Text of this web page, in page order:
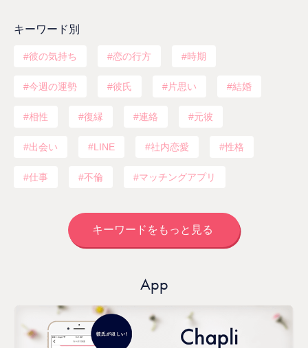
キーワード別
彼の気持ち 恋の行方 時期
今週の運勢 彼氏 片思い 結婚
相性 復縁 連絡 元彼
出会い LINE 社内恋愛 性格
仕事 不倫 マッチングアプリ
キーワードをもっと見る
App